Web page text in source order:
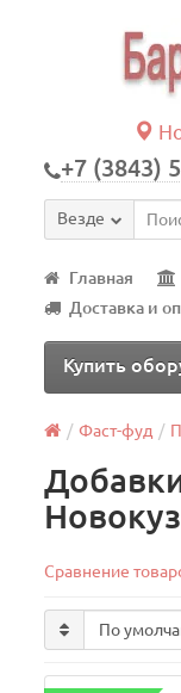
+7 (3843)
Везде
Главная
Доставка и
Купить
Фаст-фуд
Сравнение